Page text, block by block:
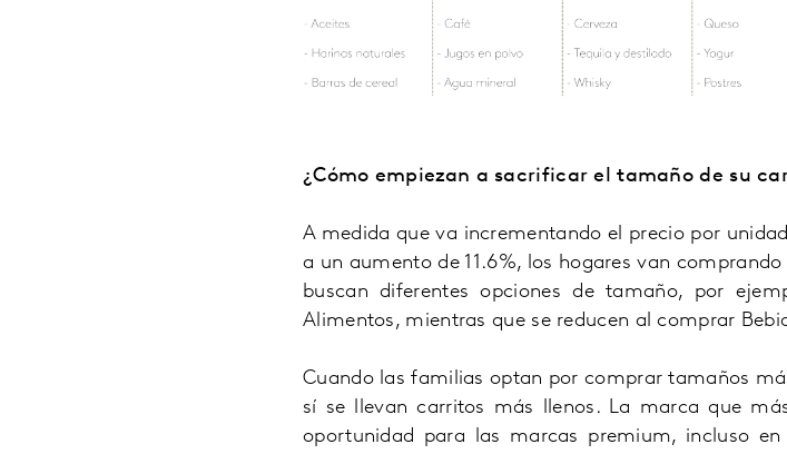
¿Cómo empiezan a sacrificar el tamaño de su
A medida que va incrementando el precio por
a un aumento de 11.6%, los hogares van
buscan diferentes opciones de tamaño, por
Alimentos, mientras que se reducen al comprar
Cuando las familias optan por comprar tamaños
sí se llevan carritos más llenos. La marca que
oportunidad para las marcas premium, incluso